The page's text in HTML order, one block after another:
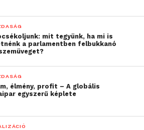
mit tegyünk, ha mi is
a parlamentben felbukkanó
élmény, profit – A globális
egyszerű képlete